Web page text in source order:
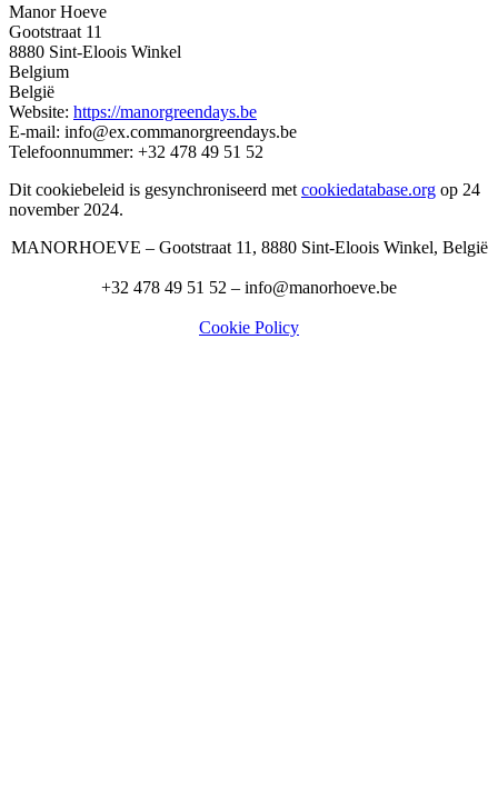
Manor Hoeve
Gootstraat 11
8880 Sint-Eloois Winkel
Belgium
België
Website: https://manorgreendays.be
E-mail: info@ex.commanorgreendays.be
Telefoonnummer: +32 478 49 51 52
Dit cookiebeleid is gesynchroniseerd met cookiedatabase.org op 24
november 2024.
MANORHOEVE – Gootstraat 11, 8880 Sint-Eloois Winkel, België
+32 478 49 51 52 – info@manorhoeve.be
Cookie Policy